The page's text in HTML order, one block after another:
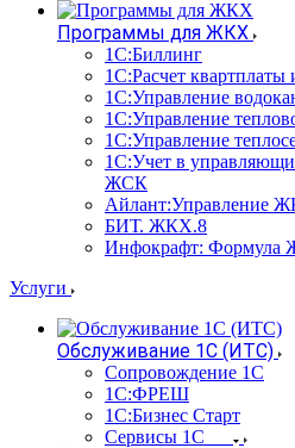
Программы для ЖКХ
1С:Биллинг
1С:Расчет
1С:Управление
1С:Управление
1С:Управление
1С:Учет в
ЖСК
Айлант:Управление
БИТ. ЖКХ.8
Инфокрафт: Формула
Услуги
Обслуживание 1С (ИТС)
Сопровождение 1С
1С:ФРЕШ
1С:Бизнес Старт
Сервисы 1С